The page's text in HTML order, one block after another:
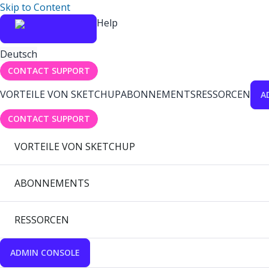
Skip to Content
Help
Deutsch
CONTACT SUPPORT
VORTEILE VON SKETCHUPABONNEMENTSRESSORCEN
CONTACT SUPPORT
VORTEILE VON SKETCHUP
ABONNEMENTS
RESSORCEN
ADMIN CONSOLE